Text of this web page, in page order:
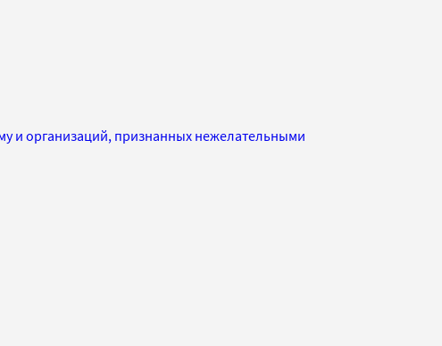
и организаций, признанных нежелательными